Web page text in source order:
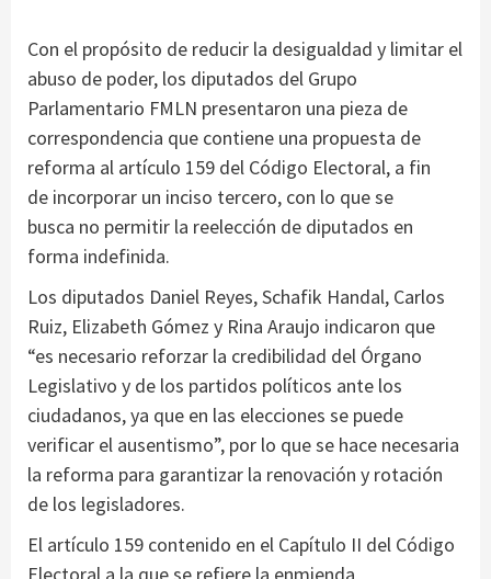
Con el propósito de reducir la desigualdad y limitar el
abuso de poder, los diputados del Grupo
Parlamentario FMLN presentaron una pieza de
correspondencia que contiene una propuesta de
reforma al artículo 159 del Código Electoral, a fin
de incorporar un inciso tercero, con lo que se
busca no permitir la reelección de diputados en
forma indefinida.
Los diputados Daniel Reyes, Schafik Handal, Carlos
Ruiz, Elizabeth Gómez y Rina Araujo indicaron que
“es necesario reforzar la credibilidad del Órgano
Legislativo y de los partidos políticos ante los
ciudadanos, ya que en las elecciones se puede
verificar el ausentismo”, por lo que se hace necesaria
la reforma para garantizar la renovación y rotación
de los legisladores.
El artículo 159 contenido en el Capítulo II del Código
Electoral a la que se refiere la enmienda